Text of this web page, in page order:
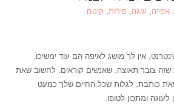
אפייה, עוגה,פירות, קינוח
אין לך מושג לאיפה הם עוד ימשיכו.
שזה צובר תאוצה. שאנשים קוראים. לחשוב שאת
כותבת. לגלות שכל החיים שלך כמעט
ומתכון לטופו.